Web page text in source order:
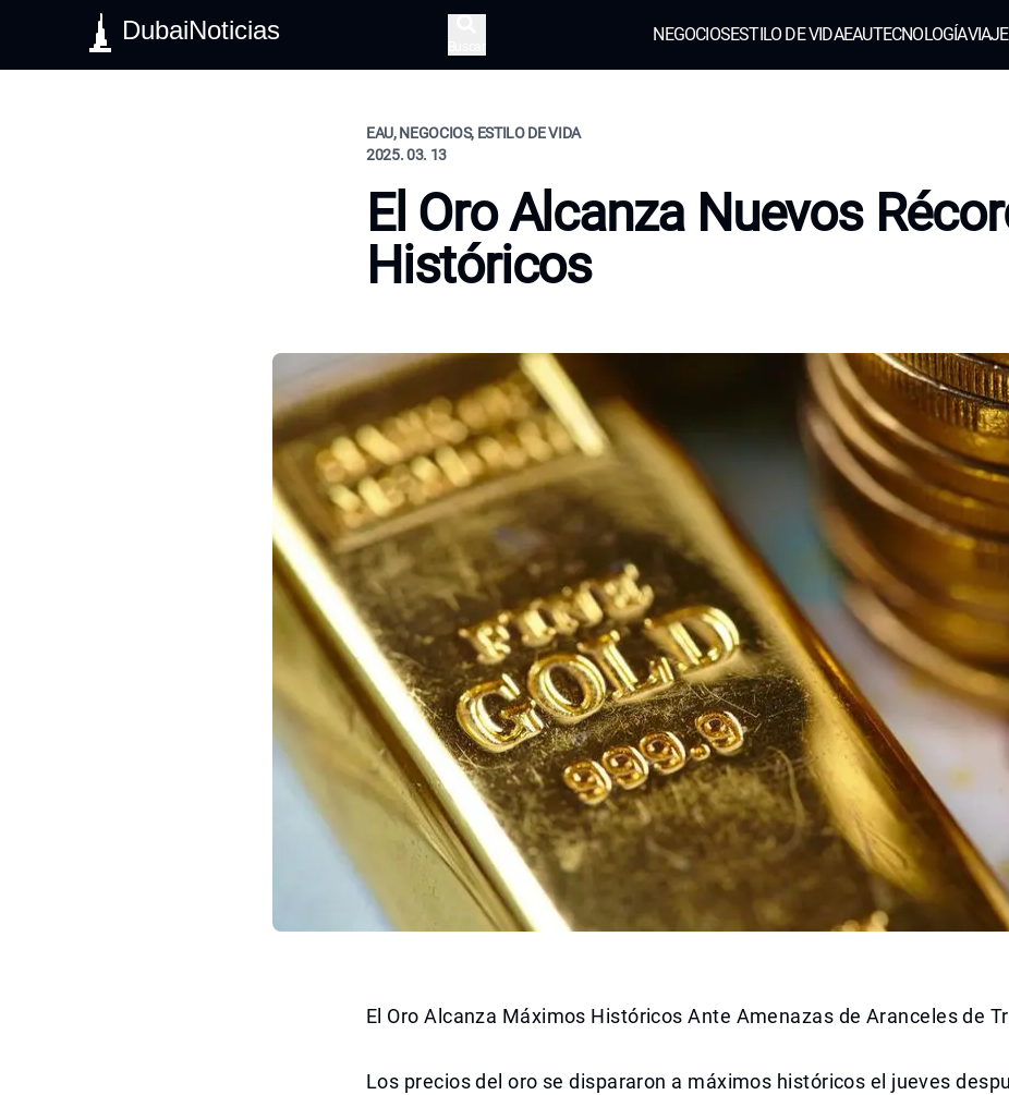
DubaiNoticias NEGOCIOSESTILO DE VIDAEAUTECNOLOGÍA
EAU, NEGOCIOS, ESTILO DE VIDA
2025. 03. 13
El Oro Alcanza Nuevos
Históricos
El Oro Alcanza Máximos Históricos Ante Amenazas de Aranceles de
Los precios del oro se dispararon a máximos históricos el jueves